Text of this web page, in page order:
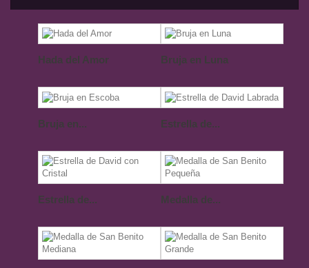
Hada del Amor Bruja en Luna
Bruja en... Estrella de...
Estrella de... Medalla de...